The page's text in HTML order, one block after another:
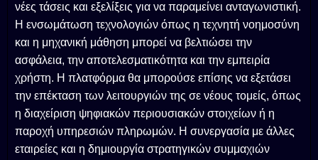
νέες τάσεις και εξελίξεις για να παραμείνει ανταγωνιστική.
Η ενσωμάτωση τεχνολογιών όπως η τεχνητή νοημοσύνη
και η μηχανική μάθηση μπορεί να βελτιώσει την
ασφάλεια, την αποτελεσματικότητα και την εμπειρία
χρήστη. Η πλατφόρμα θα μπορούσε επίσης να εξετάσει
την επέκταση των λειτουργιών της σε νέους τομείς, όπως
η διαχείριση ψηφιακών περιουσιακών στοιχείων ή η
παροχή υπηρεσιών πληρωμών. Η συνεργασία με άλλες
εταιρείες και η δημιουργία στρατηγικών συμμαχιών